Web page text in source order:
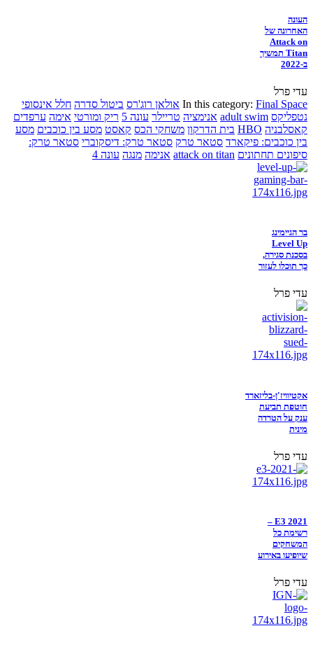
העונה
האחרונה של
Attack on
Titan תמשיך
ב-2022
עדי פרל
In this category: Final Space אולאן רוג'רס ביטול סדרה חלל אינסופי
נטפליקס adult swim אנימציה טריילר עונה 5 ריק ומורטי אימה ערפדים
קאסלבניה HBO בית הדרקון משחקי הכס קאסט מסע בין כוכבים מסע
בין כוכבים: פיקארד סטאר טרק סטאר טרק: דיסקוברי סטאר טרק:
סיפונים תחתונים attack on titan אנימה מנגה עונה 4
בר הגיימינג
Level Up
בסכנת סגירה,
כך תוכלו לעזור
עדי פרל
אקטיוויז'ן-בליזארד
חוטפת תביעת
ענק על הטרדה
מינית
עדי פרל
E3 2021 –
רשימת כל
המשחקים
שיופיעו באירוע
עדי פרל